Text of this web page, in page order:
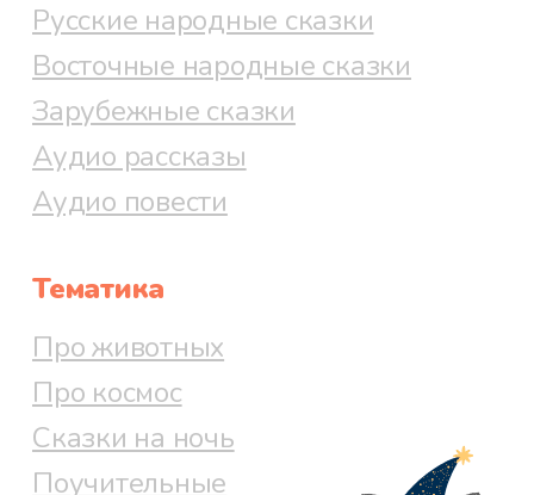
Русские народные сказки
Восточные народные сказки
Зарубежные сказки
Аудио рассказы
Аудио повести
Тематика
Про животных
Про космос
Сказки на ночь
Поучительные